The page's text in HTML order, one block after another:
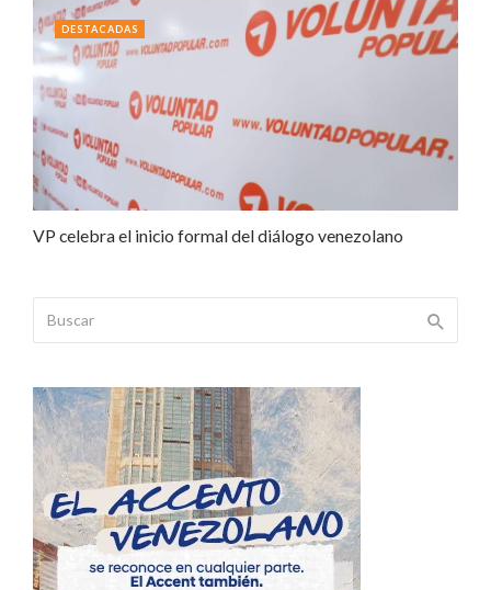
VP celebra el inicio formal del diálogo venezolano
DESTACADAS